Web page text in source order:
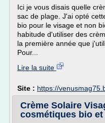
Ici je vous disais quelle
sac de plage. J'ai opté
bio pour le visage et non
habitude d'utiliser des
la première année que
Pour...
Lire la suite
Site : https://
Crème Solaire
cosmétiques bio et